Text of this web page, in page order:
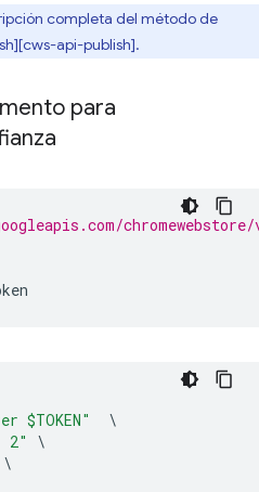
completa del método de
api-publish].
para
$TOKEN"
\
2"
\
\